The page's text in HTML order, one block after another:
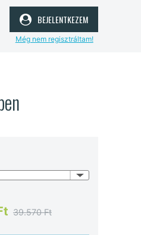
bejelentkezem
Még nem regisztráltam!
39.570 Ft